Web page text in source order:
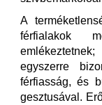
A
férfialakok
egyszerre
férfiasság, és
gesztusával.